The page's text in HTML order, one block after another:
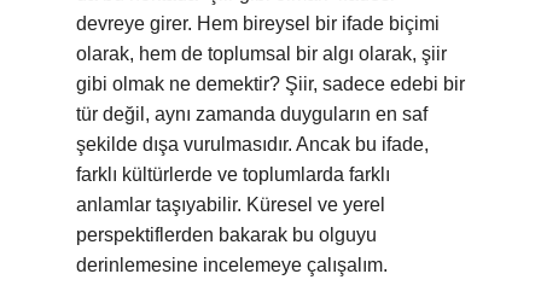
devreye girer. Hem bireysel bir ifade biçimi
olarak, hem de toplumsal bir algı olarak, şiir
gibi olmak ne demektir? Şiir, sadece edebi bir
tür değil, aynı zamanda duyguların en saf
şekilde dışa vurulmasıdır. Ancak bu ifade,
farklı kültürlerde ve toplumlarda farklı
anlamlar taşıyabilir. Küresel ve yerel
perspektiflerden bakarak bu olguyu
derinlemesine incelemeye çalışalım.